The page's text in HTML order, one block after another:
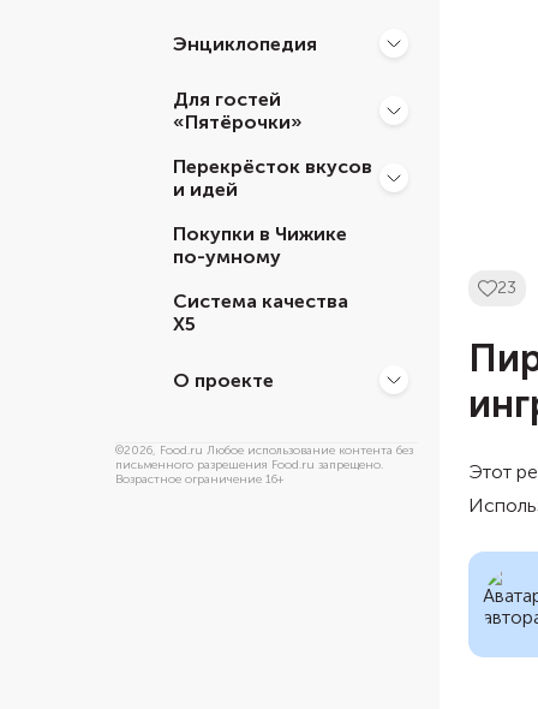
Энциклопедия
Для гостей
«Пятёрочки»
Перекрёсток вкусов
и идей
Покупки в Чижике
по-умному
Система качества
Х5
О проекте
©2026, Food.ru Любое использование контента без
письменного разрешения Food.ru запрещено.
Возрастное ограничение 16+
23
Этот